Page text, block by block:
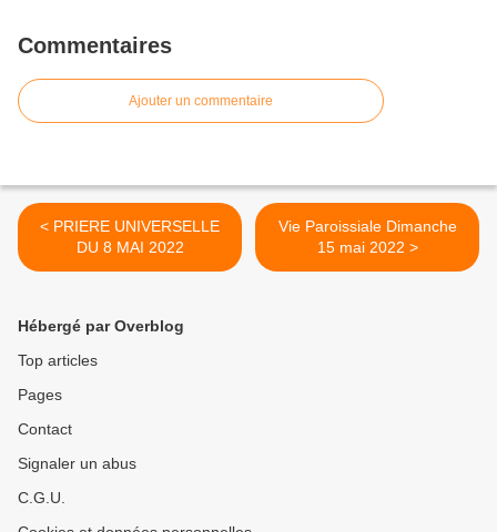
Commentaires
Ajouter un commentaire
< PRIERE UNIVERSELLE
DU 8 MAI 2022
Vie Paroissiale Dimanche
15 mai 2022 >
Hébergé par Overblog
Top articles
Pages
Contact
Signaler un abus
C.G.U.